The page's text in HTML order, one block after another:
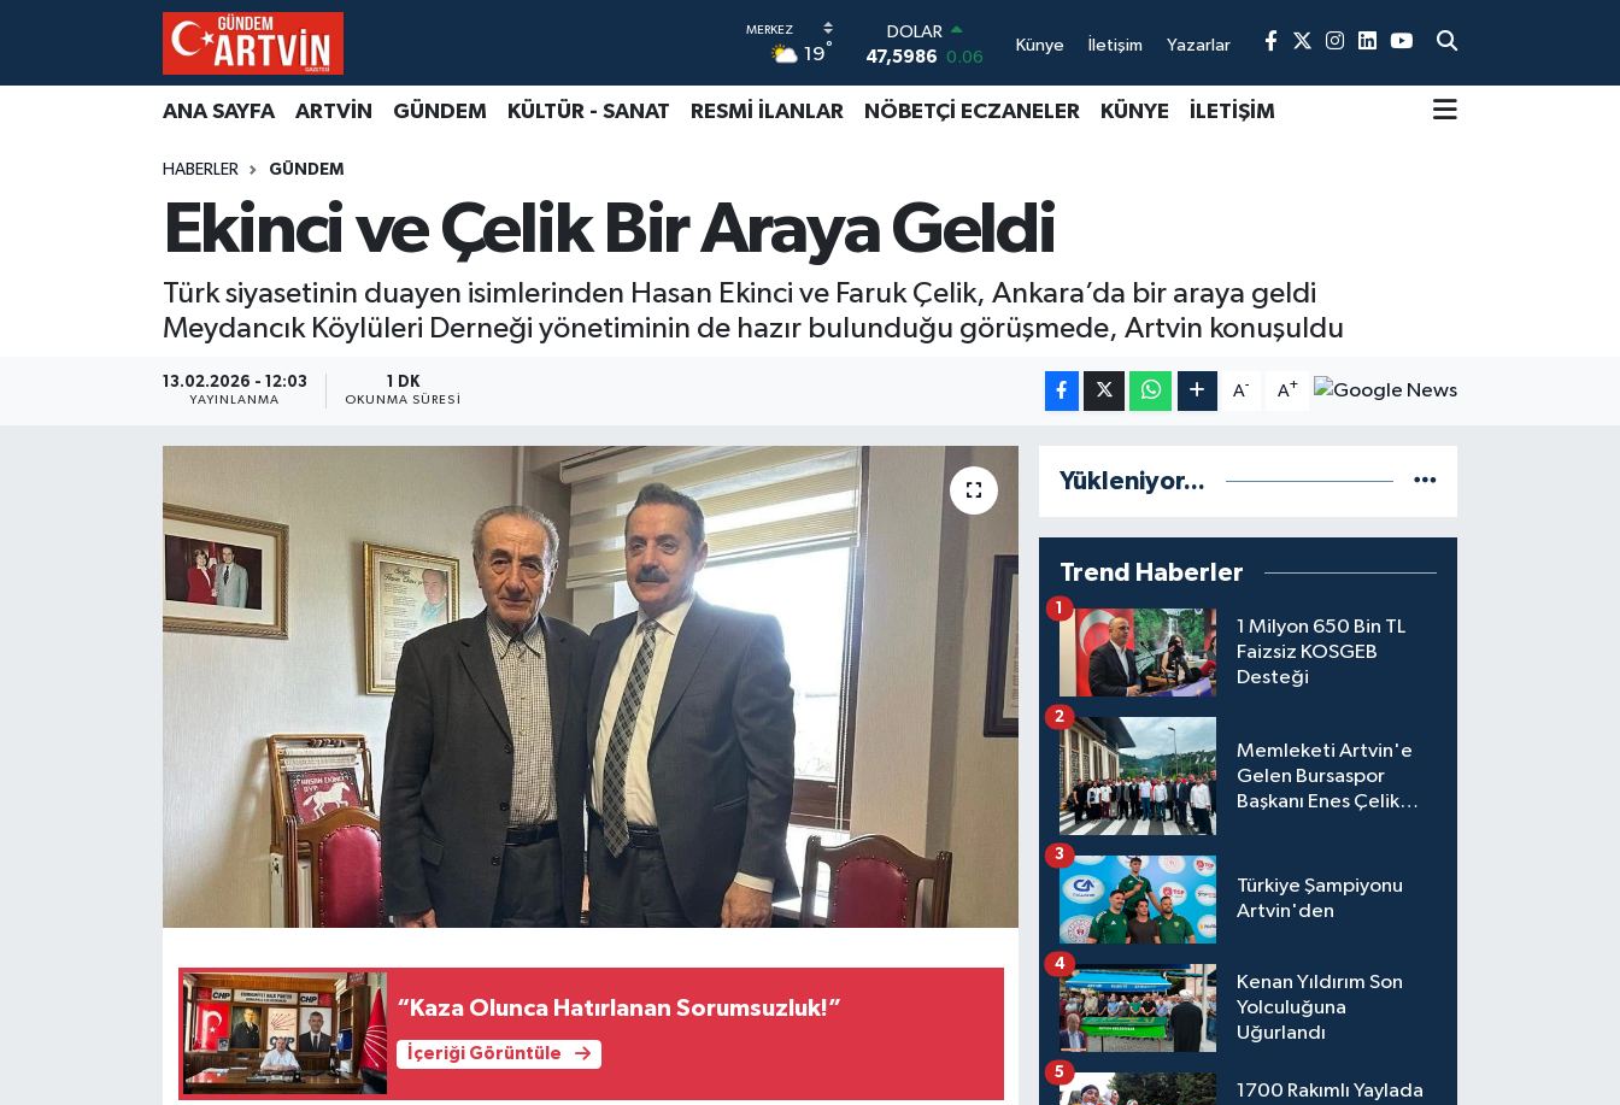
19°
DOLAR
47,5986 0.06
EURO
55,0700 0.1
6518.23
BİST100
13.703
0
BITCOIN
64.475,47
0.66
Künye İletişim Yazarlar
ANA SAYFA ARTVİN GÜNDEM KÜLTÜR - SANAT RESMİ İLANLAR NÖBETÇİ ECZANELER KÜNYE İLETİŞİM
HABERLER GÜNDEM
Ekinci ve Çelik Bir Araya Geldi
Türk siyasetinin duayen isimlerinden Hasan Ekinci ve Faruk Çelik, Ankara’da bir araya geldi
Meydancık Köylüleri Derneği yönetiminin de hazır bulunduğu görüşmede, Artvin konuşuldu
13.02.2026 - 12:03
YAYINLANMA
1 DK
OKUNMA SÜRESI
A- A+
“Kaza Olunca Hatırlanan Sorumsuzluk!”
İçeriği Görüntüle
Yükleniyor...
Trend Haberler
1 Milyon 650 Bin TL
Faizsiz KOSGEB
Desteği
1
Memleketi Artvin'e
Gelen Bursaspor
Başkanı Enes Çelik
2
Türkiye Şampiyonu
Artvin'den
3
Kenan Yıldırım Son
Yolculuğuna
Uğurlandı
4
1700 Rakımlı Yaylada
5